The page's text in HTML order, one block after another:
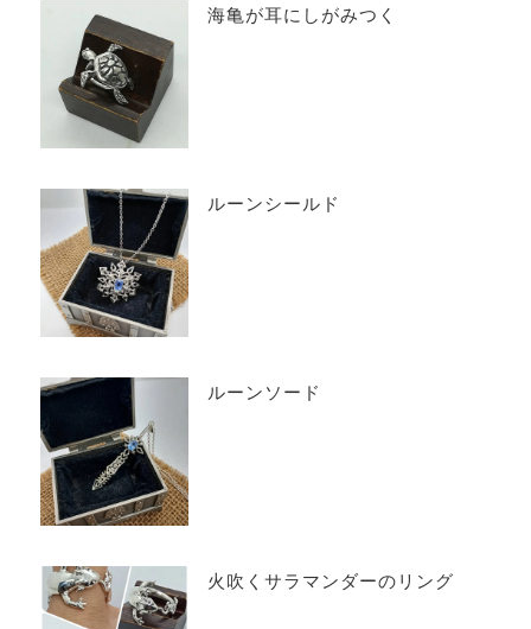
海亀が耳にしがみつく
ルーンシールド
ルーンソード
火吹くサラマンダーのリング